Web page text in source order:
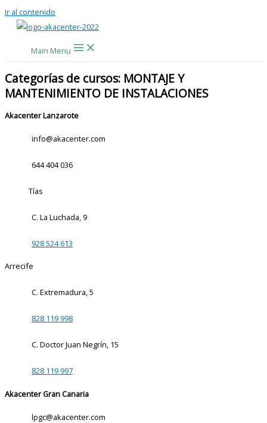
Ir al contenido
Main Menu
Categorías de cursos: MONTAJE Y
MANTENIMIENTO DE INSTALACIONES
Akacenter Lanzarote
info@akacenter.com
644 404 036
Tías
C. La Luchada, 9
928 524 613
Arrecife
C. Extremadura, 5
828 119 998
C. Doctor Juan Negrín, 15
828 119 997
Akacenter Gran Canaria
lpgc@akacenter.com